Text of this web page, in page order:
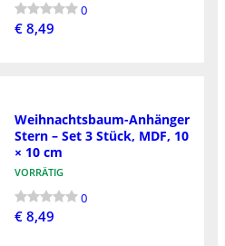
0
€ 8,49
Weihnachtsbaum-Anhänger
Stern – Set 3 Stück, MDF, 10
× 10 cm
VORRÄTIG
0
€ 8,49